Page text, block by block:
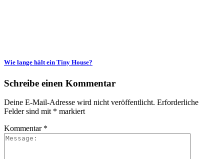
Wie lange hält ein Tiny House?
Schreibe einen Kommentar
Deine E-Mail-Adresse wird nicht veröffentlicht. Erforderliche
Felder sind mit * markiert
Kommentar *